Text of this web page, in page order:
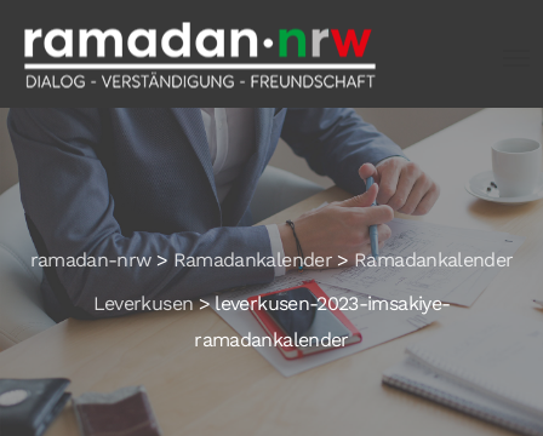
ramadan-nrw> Ramadankalender>Ramadankalender
Leverkusen>leverkusen-2023-imsakiye-
ramadankalender